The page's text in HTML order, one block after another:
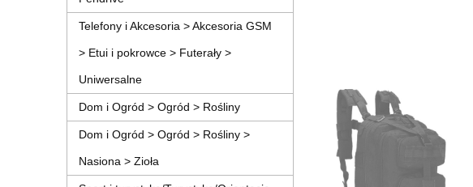
Telefony i Akcesoria > Akcesoria GSM
> Etui i pokrowce > Futerały >
Uniwersalne
Dom i Ogród > Ogród > Rośliny
Dom i Ogród > Ogród > Rośliny >
Nasiona > Zioła